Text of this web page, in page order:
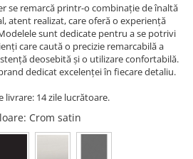
se remarcă printr-o combinație de înaltă
atent realizat, care oferă o experiență
sunt dedicate pentru a se potrivi
care caută o precizie remarcabilă a
deosebită și o utilizare confortabilă.
dedicat excelenței în fiecare detaliu.
livrare: 14 zile lucrătoare.
: Crom satin